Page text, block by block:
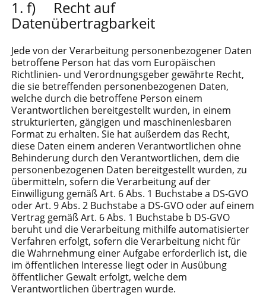
f) Recht auf
Datenübertragbarkeit
Jede von der Verarbeitung personenbezogener Daten
betroffene Person hat das vom Europäischen
Richtlinien- und Verordnungsgeber gewährte Recht,
die sie betreffenden personenbezogenen Daten,
welche durch die betroffene Person einem
Verantwortlichen bereitgestellt wurden, in einem
strukturierten, gängigen und maschinenlesbaren
Format zu erhalten. Sie hat außerdem das Recht,
diese Daten einem anderen Verantwortlichen ohne
Behinderung durch den Verantwortlichen, dem die
personenbezogenen Daten bereitgestellt wurden, zu
übermitteln, sofern die Verarbeitung auf der
Einwilligung gemäß Art. 6 Abs. 1 Buchstabe a DS-GVO
oder Art. 9 Abs. 2 Buchstabe a DS-GVO oder auf einem
Vertrag gemäß Art. 6 Abs. 1 Buchstabe b DS-GVO
beruht und die Verarbeitung mithilfe automatisierter
Verfahren erfolgt, sofern die Verarbeitung nicht für
die Wahrnehmung einer Aufgabe erforderlich ist, die
im öffentlichen Interesse liegt oder in Ausübung
öffentlicher Gewalt erfolgt, welche dem
Verantwortlichen übertragen wurde.